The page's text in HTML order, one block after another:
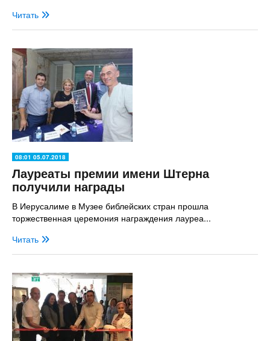
Читать
08:01 05.07.2018
Лауреаты премии имени Штерна
получили награды
В Иерусалиме в Музее библейских стран прошла
торжественная церемония награждения лауреа...
Читать